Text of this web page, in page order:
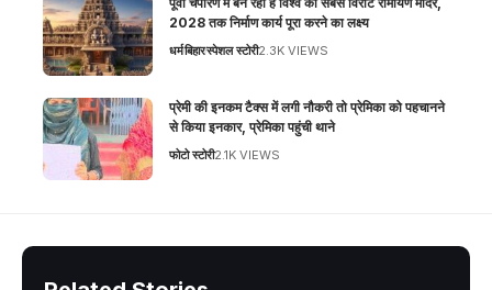
2028 तक निर्माण कार्य पूरा करने का लक्ष्य
धर्मबिहारस्पेशल स्टोरी2.3K VIEWS
प्रेमी की इनकम टैक्स में लगी नौकरी तो प्रेमिका को पहचानने
से किया इनकार, प्रेमिका पहुंची थाने
फोटो स्टोरी2.1K VIEWS